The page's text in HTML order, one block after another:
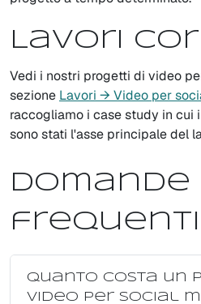
Lavori
Vedi i nostri progetti di video
sezione Lavori → Video per
raccogliamo i case study in cui
sono stati l'asse principale del
Domande
frequenti
Quanto costa un
video per social